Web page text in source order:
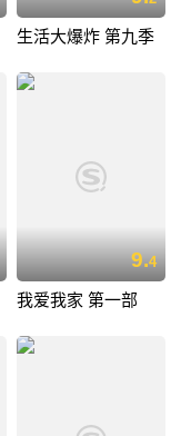
生活大爆炸 第九季
9.4
我爱我家 第一部